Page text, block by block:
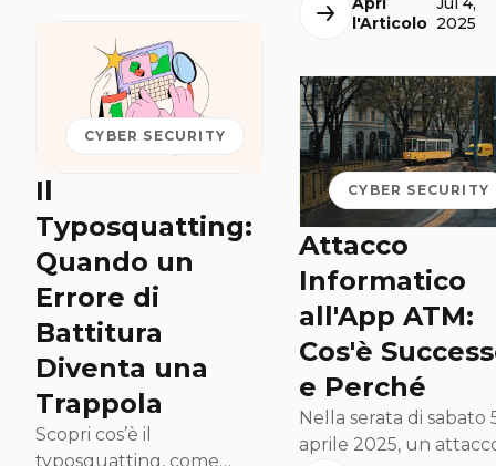
utilizzati per creare
domini web e indirizzi
email truffaldini. Questi
domini ingannevoli
impersonano brand
famosi e siti affidabili,
inducendo gli utenti a
cadere in trappole di
phishing e furto di dati. In
questo articolo
approfondiamo come
riconoscere questi
inganni visivi, quali rischi
comportano per la
sicurezza digitale e quali
strategie adottare per
CYBER SECURITY
Il
Typosquatting:
Quando un
Errore di
Battitura
Diventa una
Trappola
Scopri cos’è il
typosquatting, come
nuovi obblighi di
prodotti digitali in UE,
vantaggi per la tua
azienda.
l'Articolo 2025
CYBER SECURITY
Attacco
Informatico
all'App ATM:
Cos'è
e Perché
Nella serata di sabato
aprile 2025, un